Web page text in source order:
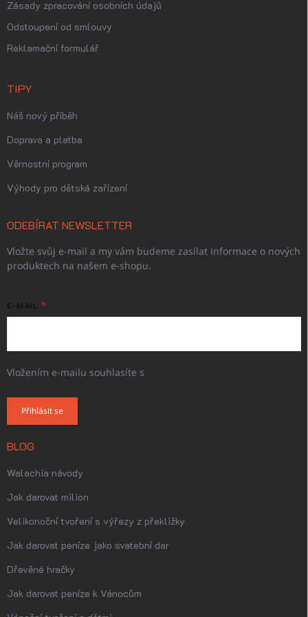
Zásady zpracování osobních údajů
Odstoupení od smlouvy
Reklamační formulář
TIPY
Náš nový příběh
Doprava a platba
Věrnostní program
Výhody pro dětská zařízení
ODEBÍRAT NEWSLETTER
Vložte svůj e-mail a my vám budeme zasílat informace o nových
produktech na našem e-shopu.
E-MAIL
Vložením e-mailu souhlasíte s
Přihlásit se
BLOG
Walachia návody
Jak darovat milion
Velikonoční tvoření s výřezy z překližky
Jak darovat peníze jako svatební dar
Dřevěné hračky
Jak darovat peníze k Vánocům